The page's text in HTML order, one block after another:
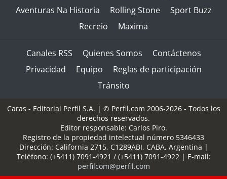
Aventuras Na Historia
Rolling Stone
Sport Buzz
Recreio
Maxima
Canales RSS Quienes Somos
Contáctenos
Privacidad
Equipo
Reglas de participación
Tránsito
Caras - Editorial Perfil S.A. | © Perfil.com 2006-2026 - Todos los
derechos reservados.
Editor responsable: Carlos Piro.
Registro de la propiedad intelectual número 5346433
Dirección: California 2715, C1289ABI, CABA, Argentina |
Teléfono: (+5411) 7091-4921 / (+5411) 7091-4922 | E-mail:
perfilcom@perfil.com